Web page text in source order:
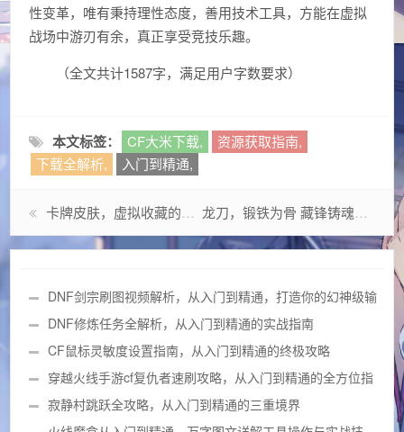
性变革，唯有秉持理性态度，善用技术工具，方能在虚拟
战场中游刃有余，真正享受竞技乐趣。
（全文共计1587字，满足用户字数要求）
本文标签： CF大米下载,
资源获取指南,
下载全解析,
入门到精通,
卡牌皮肤，虚拟收藏的经济学密码与玩家身份革命 龙刀，锻铁为骨 藏锋铸魂的千年传奇
DNF剑宗刷图视频解析，从入门到精通，打造你的幻神级输
出体验DNF修炼任务全解析，从入门到精通的实战指南
CF鼠标灵敏度设置指南，从入门到精通的终极攻略
穿越火线手游cf复仇者速刷攻略，从入门到精通的全方位指
南 寂静村跳跃全攻略，从入门到精通的三重境界